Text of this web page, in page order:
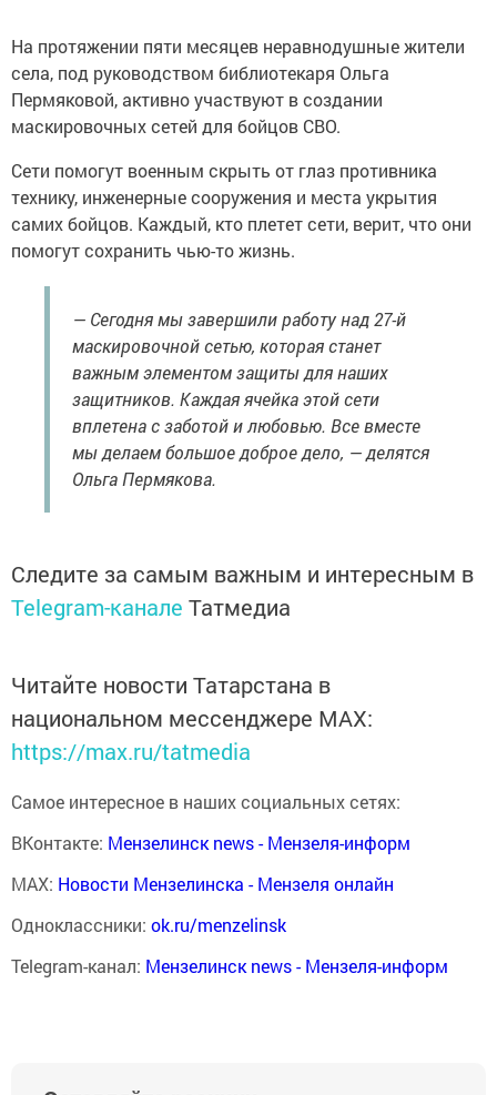
На протяжении пяти месяцев неравнодушные жители
села, под руководством библиотекаря Ольга
Пермяковой, активно участвуют в создании
маскировочных сетей для бойцов СВО.
Сети помогут военным скрыть от глаз противника
технику, инженерные сооружения и места укрытия
самих бойцов. Каждый, кто плетет сети, верит, что они
помогут сохранить чью-то жизнь.
— Сегодня мы завершили работу над 27-й
маскировочной сетью, которая станет
важным элементом защиты для наших
защитников. Каждая ячейка этой сети
вплетена с заботой и любовью. Все вместе
мы делаем большое доброе дело, — делятся
Ольга Пермякова.
Следите за самым важным и интересным в
Telegram-канале Татмедиа
Читайте новости Татарстана в
национальном мессенджере MАХ:
https://max.ru/tatmedia
Самое интересное в наших социальных сетях:
ВКонтакте: Мензелинск news - Мензеля-информ
MAX: Новости Мензелинска - Мензеля онлайн
Одноклассники: ok.ru/menzelinsk
Telegram-канал: Мензелинск news - Мензеля-информ